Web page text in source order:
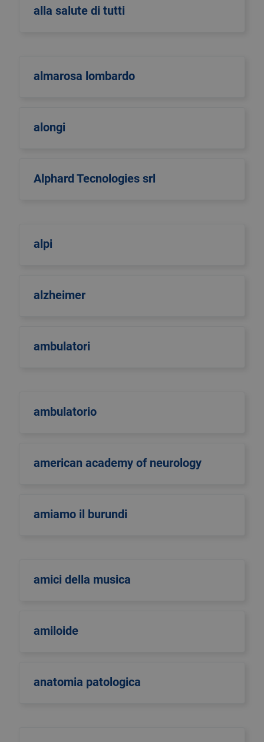
alla salute di tutti
almarosa lombardo
alongi
Alphard Tecnologies srl
alpi
alzheimer
ambulatori
ambulatorio
american academy of neurology
amiamo il burundi
amici della musica
amiloide
anatomia patologica